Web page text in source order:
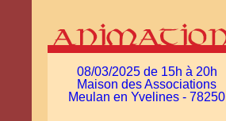
08/03/2025 de 15h à 20h
Maison des Associations
Meulan en Yvelines - 78250